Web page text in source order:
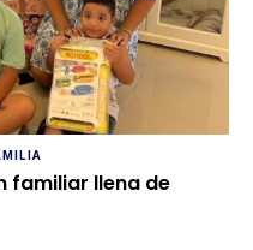
familiar llena de